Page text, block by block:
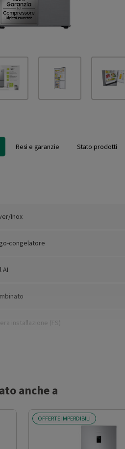
Resi e garanzie Stato prodotti
Inox
congelatore
AI
installazione (FS)
anche a
OFFERTE IMPERDIBILI